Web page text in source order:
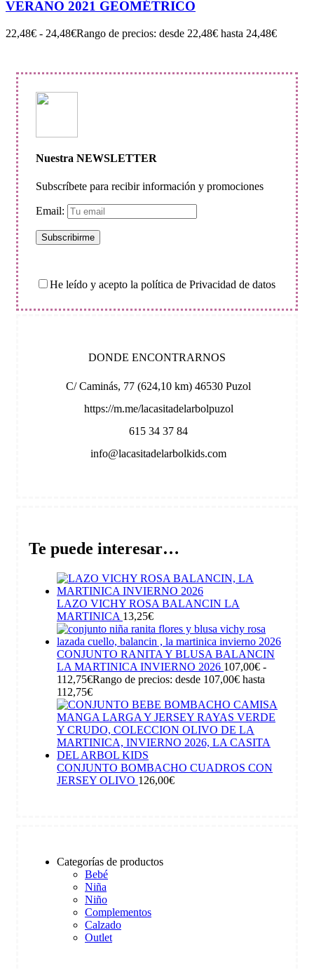
VERANO 2021 GEOMÉTRICO
22,48€ - 24,48€Rango de precios: desde 22,48€ hasta 24,48€
Nuestra NEWSLETTER
Subscríbete para recibir información y promociones
Email:
He leído y acepto la política de Privacidad de datos
DONDE ENCONTRARNOS
C/ Caminás, 77 (624,10 km) 46530 Puzol
https://m.me/lacasitadelarbolpuzol
615 34 37 84
info@lacasitadelarbolkids.com
Te puede interesar…
LAZO VICHY ROSA BALANCIN LA
MARTINICA 13,25€
CONJUNTO RANITA Y BLUSA BALANCIN
LA MARTINICA INVIERNO 2026 107,00€ -
112,75€Rango de precios: desde 107,00€ hasta
112,75€
CONJUNTO BOMBACHO CUADROS CON
JERSEY OLIVO 126,00€
Categorías de productos
Bebé
Niña
Niño
Complementos
Calzado
Outlet